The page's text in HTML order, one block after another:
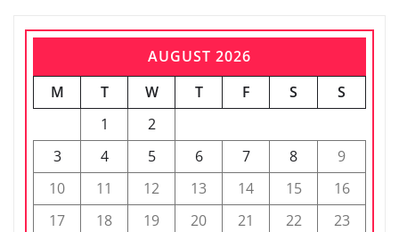
AUGUST 2026
M
T W T F S
S
1
2
3
4 5 6 7 8
9
10
11 12 13 14 15
16
17
18 19 20 21 22
23